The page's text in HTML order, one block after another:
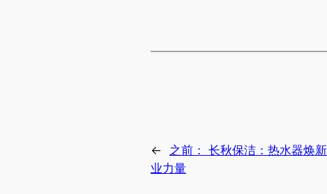
← 之前： 长秋保洁：热水器焕
业力量